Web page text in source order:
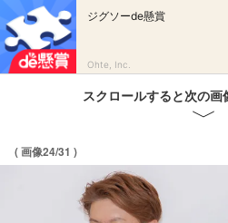
ジグソーde懸賞
Ohte, Inc.
スクロールすると次の
( 画像24/31 )